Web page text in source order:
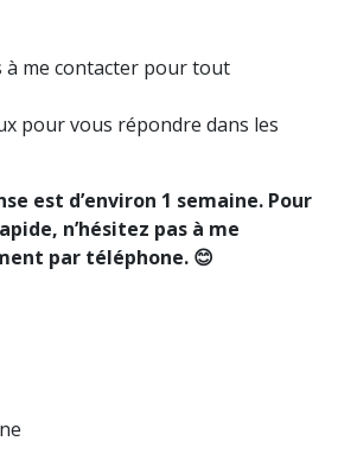
à me contacter pour tout
pour vous répondre dans les
est d’environ 1 semaine. Pour
n’hésitez pas à me
par téléphone. 😊